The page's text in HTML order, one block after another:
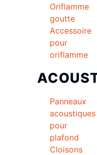
Oriflamme
goutte
Accessoire
pour
oriflamme
Panneaux
acoustiques
pour
plafond
Cloisons